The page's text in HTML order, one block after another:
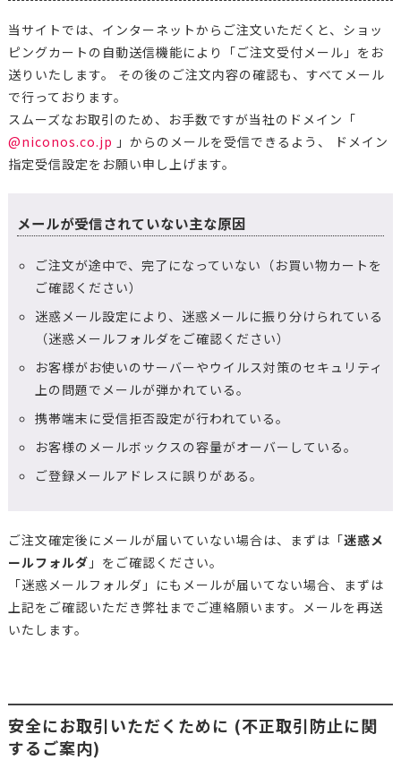
当サイトでは、インターネットからご注文いただくと、ショッ
ピングカートの自動送信機能により「ご注文受付メール」をお
送りいたします。 その後のご注文内容の確認も、すべてメール
で行っております。
スムーズなお取引のため、お手数ですが当社のドメイン「
@niconos.co.jp 」からのメールを受信できるよう、 ドメイン
指定受信設定をお願い申し上げます。
メールが受信されていない主な原因
ご注文が途中で、完了になっていない（お買い物カートを
ご確認ください）
迷惑メール設定により、迷惑メールに振り分けられている
（迷惑メールフォルダをご確認ください）
お客様がお使いのサーバーやウイルス対策のセキュリティ
上の問題でメールが弾かれている。
携帯端末に受信拒否設定が行われている。
お客様のメールボックスの容量がオーバーしている。
ご登録メールアドレスに誤りがある。
ご注文確定後にメールが届いていない場合は、まずは「迷惑メ
ールフォルダ 」をご確認ください。
「迷惑メールフォルダ」にもメールが届いてない場合、まずは
上記をご確認いただき弊社までご連絡願います。メールを再送
いたします。
安全にお取引いただくために (不正取引防止に関
するご案内)